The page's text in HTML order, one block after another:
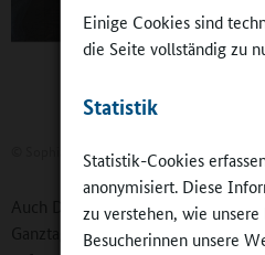
Einige Cookies sind
die Seite vollständig zu
Statistik
Statistik-Cookies
anonymisiert. Diese
zu verstehen, wie unsere
Besucherinnen unsere
Sophia Pasternack
Auch DRK-Fachberaterin Esther
Ganztagsbeobachterin etwas